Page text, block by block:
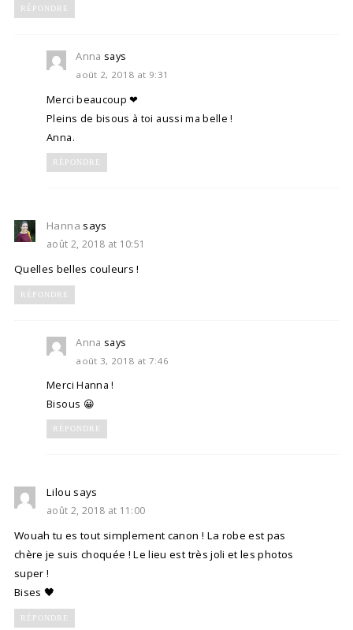
RÉPONDRE
Anna says
août 2, 2018 at 9:31
Merci beaucoup ❤
Pleins de bisous à toi aussi ma belle !
Anna.
RÉPONDRE
Hanna says
août 2, 2018 at 10:51
Quelles belles couleurs !
RÉPONDRE
Anna says
août 3, 2018 at 7:46
Merci Hanna !
Bisous 😀
RÉPONDRE
Lilou says
août 2, 2018 at 11:00
Wouah tu es tout simplement canon ! La robe est pas
chère je suis choquée ! Le lieu est très joli et les photos
super !
Bises 🖤
RÉPONDRE